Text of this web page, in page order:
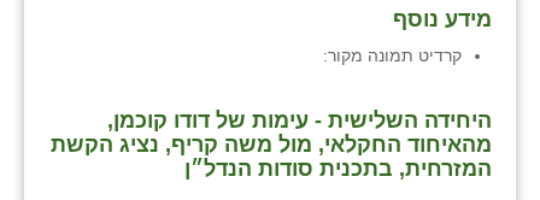
מידע נוסף
קרדיט תמונה מקור:
היחידה השלישית - עימות של דודו קוכמן,
מהאיחוד החקלאי, מול משה קריף, נציג הקשת
המזרחית, בתכנית סודות הנדל״ן